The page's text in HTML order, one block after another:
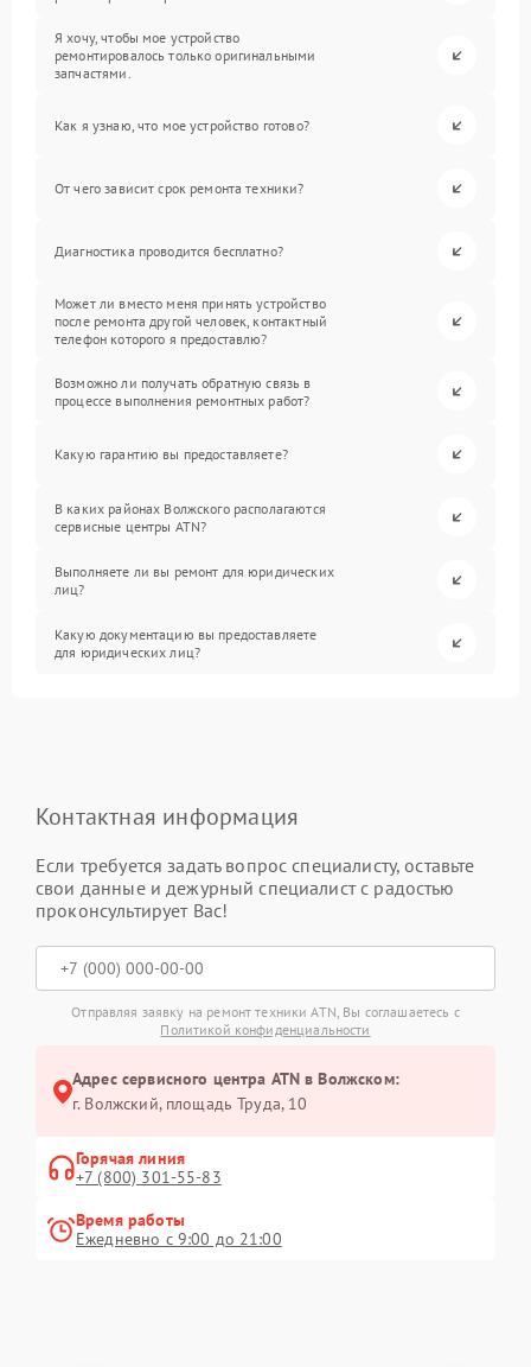
Я хочу, чтобы мое устройство
ремонтировалось только оригинальными
запчастями.
Как я узнаю, что мое устройство готово?
От чего зависит срок ремонта техники?
Диагностика проводится бесплатно?
Может ли вместо меня принять устройство
после ремонта другой человек, контактный
телефон которого я предоставлю?
Возможно ли получать обратную связь в
процессе выполнения ремонтных работ?
Какую гарантию вы предоставляете?
В каких районах Волжского располагаются
сервисные центры ATN?
Выполняете ли вы ремонт для юридических
лиц?
Какую документацию вы предоставляете
для юридических лиц?
Контактная информация
Если требуется задать вопрос специалисту, оставьте
свои данные и дежурный специалист с радостью
проконсультирует Вас!
Отправляя заявку на ремонт техники ATN, Вы соглашаетесь с
Политикой конфиденциальности
Адрес сервисного центра ATN в Волжском:
г. Волжский, площадь Труда, 10
Горячая линия
+7 (800) 301-55-83
Время работы
Ежедневно с 9:00 до 21:00